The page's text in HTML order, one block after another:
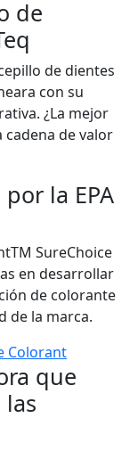
de
de dientes
con su
¿La mejor
cadena de valor
la EPA
SureChoice
en desarrollar
de colorante
de la marca.
Colorant
que